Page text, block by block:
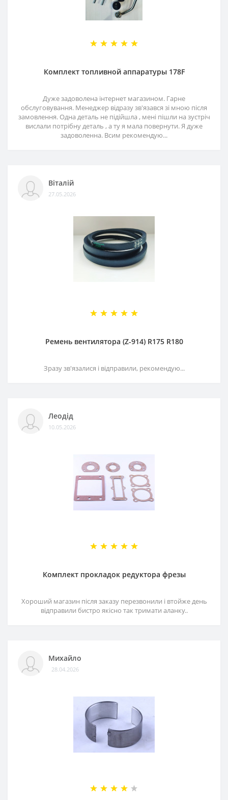
Комплект топливной аппаратуры 178F
Дуже задоволена інтернет магазином. Гарне
обслуговування. Менеджер відразу зв'язався зі мною після
замовлення. Одна деталь не підійшла , мені пішли на зустріч
вислали потрібну деталь , а ту я мала повернути. Я дуже
задоволенна. Всим рекомендую...
Віталій
27.05.2026
Ремень вентилятора (Z-914) R175 R180
Зразу зв'язалися і відправили, рекомендую...
Леодід
10.05.2026
Комплект прокладок редуктора фрезы
Хороший магазин після заказу перезвонили і втойже день
відправили бистро якісно так тримати аланку..
Михайло
28.04.2026